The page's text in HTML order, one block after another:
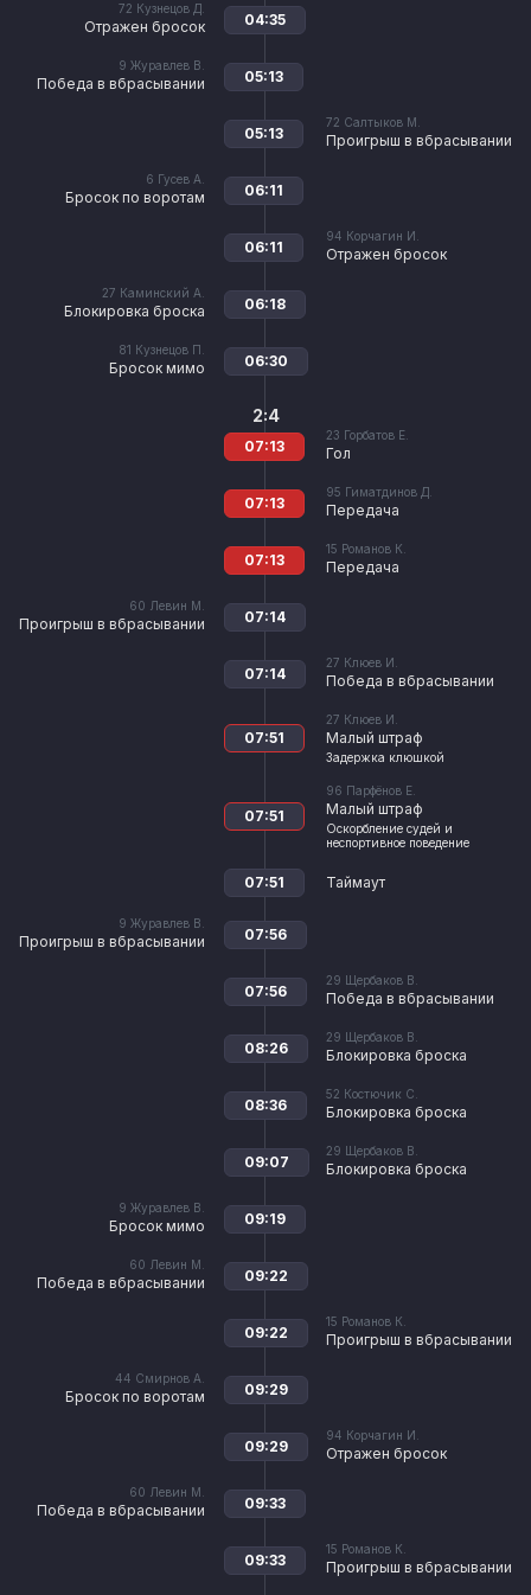
72 Кузнецов Д.
Отражен бросок 04:35
9 Журавлев В.
Победа в вбрасывании 05:13
72 Салтыков М.
Проигрыш в вбрасывании
05:13
6 Гусев А.
Бросок по воротам 06:11
94 Корчагин И.
Отражен бросок
06:11
27 Каминский А.
Блокировка броска 06:18
81 Кузнецов П.
Бросок мимо 06:30
23 Горбатов Е.
Гол
2:4
07:13
95 Гиматдинов Д.
Передача
07:13
15 Романов К.
Передача
07:13
60 Левин М.
Проигрыш в вбрасывании 07:14
27 Клюев И.
Победа в вбрасывании
07:14
27 Клюев И.
Малый штраф
Задержка клюшкой
07:51
96 Парфёнов Е.
Малый штраф
Оскорбление судей и
неспортивное поведение
07:51
Таймаут
07:51
9 Журавлев В.
Проигрыш в вбрасывании 07:56
29 Щербаков В.
Победа в вбрасывании
07:56
29 Щербаков В.
Блокировка броска
08:26
52 Костючик С.
Блокировка броска
08:36
29 Щербаков В.
Блокировка броска
09:07
9 Журавлев В.
Бросок мимо 09:19
60 Левин М.
Победа в вбрасывании 09:22
15 Романов К.
Проигрыш в вбрасывании
09:22
44 Смирнов А.
Бросок по воротам 09:29
94 Корчагин И.
Отражен бросок
09:29
60 Левин М.
Победа в вбрасывании 09:33
15 Романов К.
Проигрыш в вбрасывании
09:33